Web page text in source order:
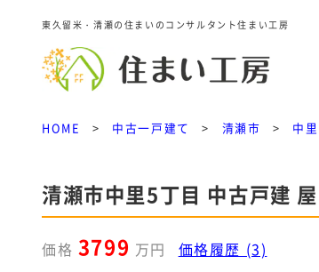
東久留米・清瀬の住まいのコンサルタント住まい工房
HOME > 中古一戸建て > 清瀬市 > 中里
清瀬市中里5丁目 中古戸建
価格 3799 万円 価格履歴 (3)